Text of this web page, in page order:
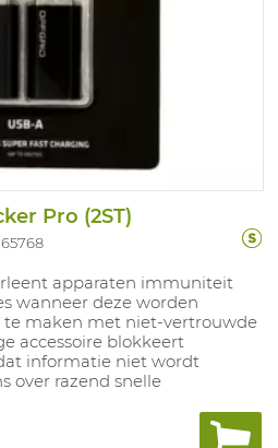
Pro (2ST)
apparaten immuniteit
wanneer deze worden
maken met niet-vertrouwde
accessoire blokkeert
informatie niet wordt
over razend snelle